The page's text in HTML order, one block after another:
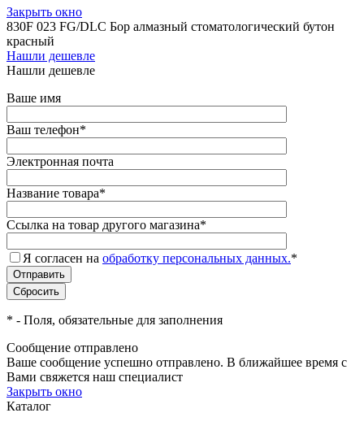
Закрыть окно
830F 023 FG/DLC Бор алмазный стоматологический бутон
красный
Нашли дешевле
Нашли дешевле
Ваше имя
Ваш телефон*
Электронная почта
Название товара*
Ссылка на товар другого магазина*
Я согласен на обработку персональных данных.*
* - Поля, обязательные для заполнения
Сообщение отправлено
Ваше сообщение успешно отправлено. В ближайшее время с
Вами свяжется наш специалист
Закрыть окно
Каталог